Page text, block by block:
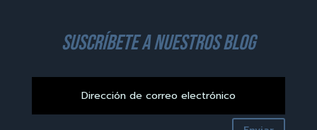
suscríbete a nuestros blog